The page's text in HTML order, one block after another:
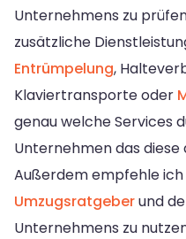
Unternehmens zu
zusätzliche
Entrümpelung,
Klaviertransporte oder
genau welche Services
Unternehmen das diese
Außerdem empfehle
Umzugsratgeberund
Unternehmens zu